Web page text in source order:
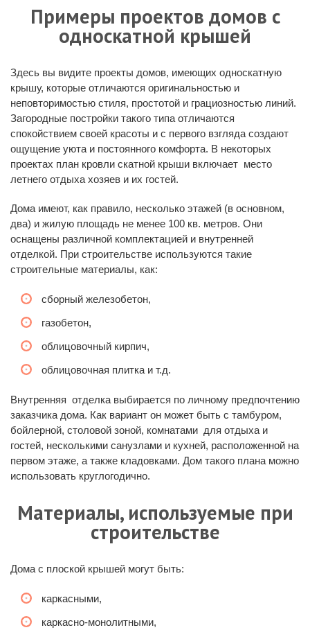
Примеры проектов домов с
односкатной крышей
Здесь вы видите проекты домов, имеющих односкатную
крышу, которые отличаются оригинальностью и
неповторимостью стиля, простотой и грациозностью линий.
Загородные постройки такого типа отличаются
спокойствием своей красоты и с первого взгляда создают
ощущение уюта и постоянного комфорта. В некоторых
проектах план кровли скатной крыши включает место
летнего отдыха хозяев и их гостей.
Дома имеют, как правило, несколько этажей (в основном,
два) и жилую площадь не менее 100 кв. метров. Они
оснащены различной комплектацией и внутренней
отделкой. При строительстве используются такие
строительные материалы, как:
сборный железобетон,
газобетон,
облицовочный кирпич,
облицовочная плитка и т.д.
Внутренняя отделка выбирается по личному предпочтению
заказчика дома. Как вариант он может быть с тамбуром,
бойлерной, столовой зоной, комнатами для отдыха и
гостей, несколькими санузлами и кухней, расположенной на
первом этаже, а также кладовками. Дом такого плана можно
использовать круглогодично.
Материалы, используемые при
строительстве
Дома с плоской крышей могут быть:
каркасными,
каркасно-монолитными,